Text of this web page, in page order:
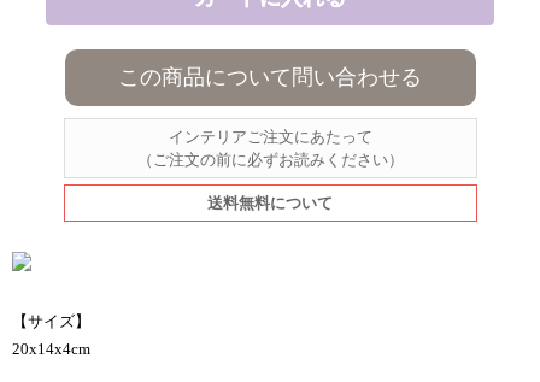
この商品について問い合わせる
インテリアご注文にあたって
（ご注文の前に必ずお読みください）
送料無料について
【サイズ】
20x14x4cm